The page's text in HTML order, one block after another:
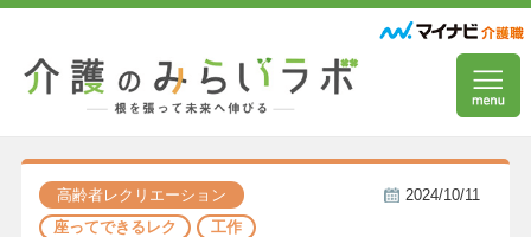
高齢者レクリエーション
座ってできるレク
工作
2024/10/11